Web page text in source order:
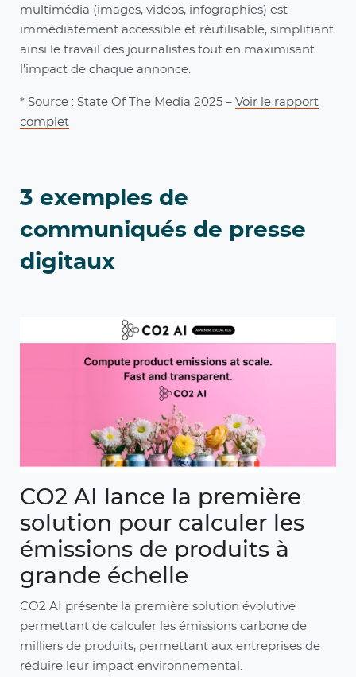
multimédia (images, vidéos, infographies) est
immédiatement accessible et réutilisable, simplifiant
ainsi le travail des journalistes tout en maximisant
l’impact de chaque annonce.
* Source : State Of The Media 2025 – Voir le rapport
complet
3 exemples de
communiqués de presse
digitaux
CO2 AI lance la première
solution pour calculer les
émissions de produits à
grande échelle
CO2 AI présente la première solution évolutive
permettant de calculer les émissions carbone de
milliers de produits, permettant aux entreprises de
réduire leur impact environnemental.